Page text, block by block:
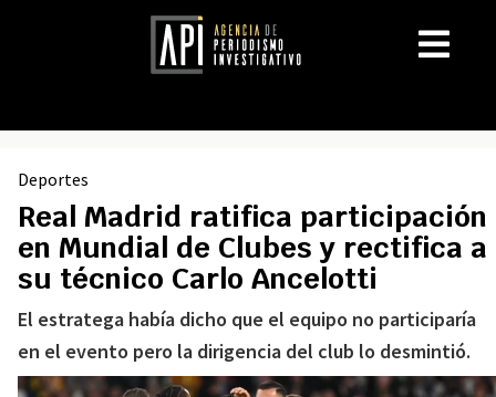
Deportes
Real Madrid ratifica participación
en Mundial de Clubes y rectifica a
su técnico Carlo Ancelotti
El estratega había dicho que el equipo no participaría
en el evento pero la dirigencia del club lo desmintió.